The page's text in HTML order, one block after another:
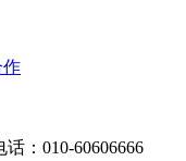
作
：010-60606666